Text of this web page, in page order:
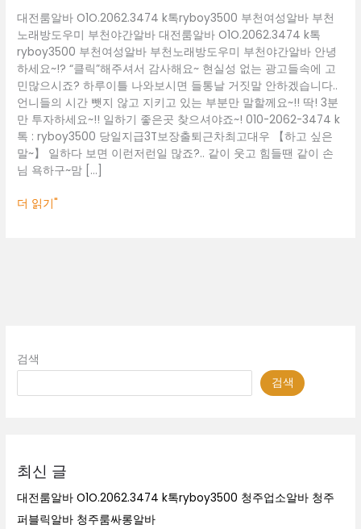
대전룸알바 O1O.2062.3474 k톡ryboy3500 부천여성알바 부천
노래방도우미 부천야간알바 대전룸알바 O1O.2062.3474 k톡
ryboy3500 부천여성알바 부천노래방도우미 부천야간알바 안녕
하세요~!? “클릭”해주셔서 감사해요~ 현실성 없는 광고들속에 고
민많으시죠? 하루이틀 나와보시면 들통날 거짓말 안하겠습니다..
언니들의 시간 뺏지 않고 지키고 있는 부분만 말할께요~!! 딱! 3분
만 투자하세요~!! 일하기 좋은곳 찾으셔야죠~! 010-2062-3474 k
톡 : ryboy3500 당일지급3T보장출퇴근차최고대우 【하고 싶은
말~】 일하다 보면 이런저런일 많죠?.. 같이 웃고 힘들땐 같이 손
님 욕하구~맘 […]
성
알
바
부
천
노
래
방
도
우
부
더 읽기"
검색
검색
최신 글
대전룸알바 O1O.2062.3474 k톡ryboy3500 청주업소알바 청주
퍼블릭알바 청주룸싸롱알바